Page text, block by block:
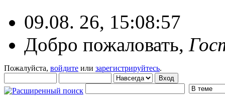
09.08. 26, 15:08:57
Добро пожаловать,
Пожалуйста, войдите или зарегистрируйтесь.